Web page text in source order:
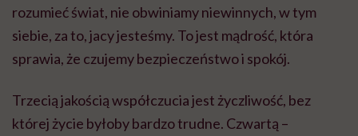
rozumieć świat, nie obwiniamy niewinnych, w tym
siebie, za to, jacy jesteśmy. To jest mądrość, która
sprawia, że czujemy bezpieczeństwo i spokój.
Trzecią jakością współczucia jest życzliwość, bez
której życie byłoby bardzo trudne. Czwartą –